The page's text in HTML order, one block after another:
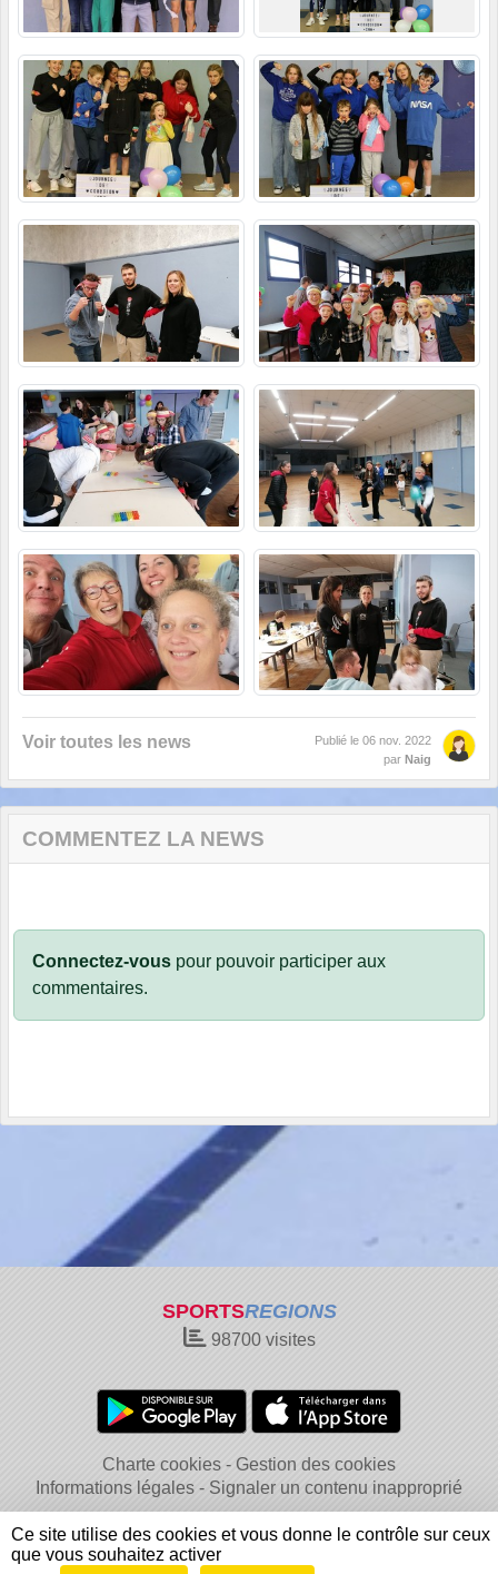
Voir toutes les news Publié le 06 nov. 2022
par Naig
COMMENTEZ LA NEWS
Connectez-vous pour pouvoir participer aux
commentaires.
SPORTSREGIONS
98700visites
Charte cookies
Gestion des cookies
Informations légales
Signaler un contenu inapproprié
Ce site utilise des cookies et vous donne le contrôle sur ceux
que vous souhaitez activer